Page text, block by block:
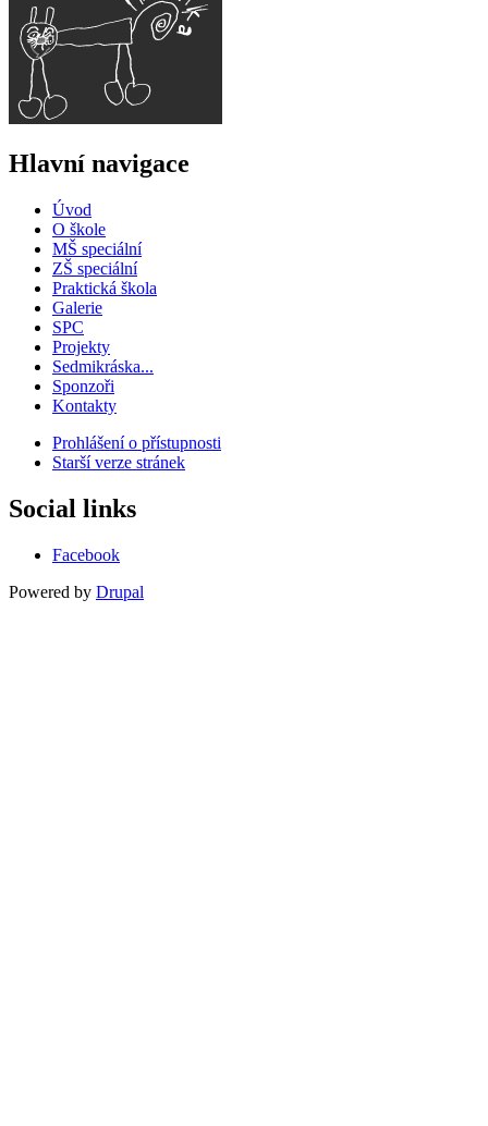
Hlavní navigace
Úvod
O škole
MŠ speciální
ZŠ speciální
Praktická škola
Galerie
SPC
Projekty
Sedmikráska...
Sponzoři
Kontakty
Menu
patičky
Prohlášení o přístupnosti
Starší verze stránek
Social links
Facebook
Powered by Drupal